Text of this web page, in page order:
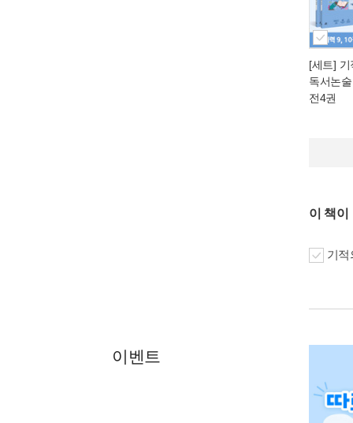
[세트]
독서논
전4권
이 책이
기적
이벤트